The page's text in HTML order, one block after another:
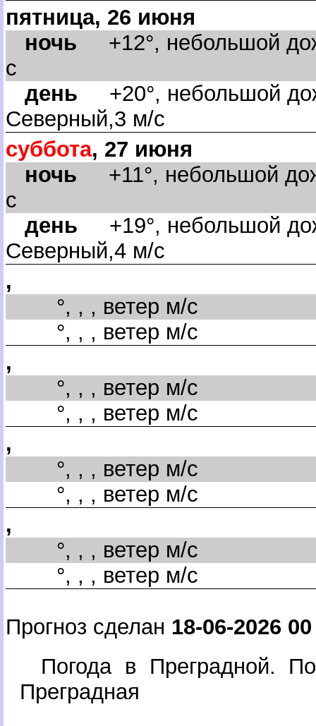
пятница, 26 июня
ночь +12°, небольшой
с
день +20°, небольшой
Северный,3 м/с
суббота, 27 июня
ночь +11°, небольшой
с
день +19°, небольшой
Северный,4 м/с
,
°, , , ветер м/с
°, , , ветер м/с
,
°, , , ветер м/с
°, , , ветер м/с
,
°, , , ветер м/с
°, , , ветер м/с
,
°, , , ветер м/с
°, , , ветер м/с
Прогноз сделан 18-06-2026
Погода в Преградной.
Преградная